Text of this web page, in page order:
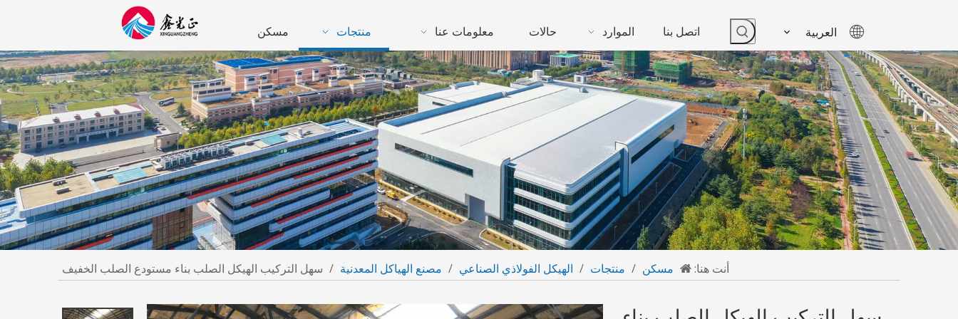
اتصل بنا الموارد حالات معلومات عنا منتجات مسكن العربية
أنت هنا: مسكن / منتجات / الهيكل الفولاذي الصناعي / مصنع الهياكل المعدنية / سهل التركيب الهيكل الصلب بناء مستودع الصلب الخفيف